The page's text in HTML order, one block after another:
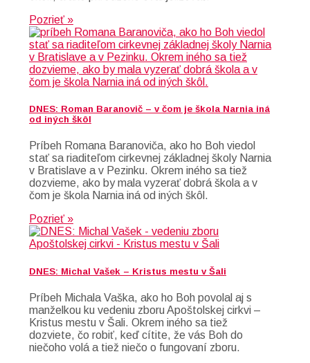
Pozrieť »
DNES: Roman Baranovič – v čom je škola Narnia iná
od iných škôl
Príbeh Romana Baranoviča, ako ho Boh viedol
stať sa riaditeľom cirkevnej základnej školy Narnia
v Bratislave a v Pezinku. Okrem iného sa tiež
dozvieme, ako by mala vyzerať dobrá škola a v
čom je škola Narnia iná od iných škôl.
Pozrieť »
DNES: Michal Vašek – Kristus mestu v Šali
Príbeh Michala Vaška, ako ho Boh povolal aj s
manželkou ku vedeniu zboru Apoštolskej cirkvi –
Kristus mestu v Šali. Okrem iného sa tiež
dozviete, čo robiť, keď cítite, že vás Boh do
niečoho volá a tiež niečo o fungovaní zboru.